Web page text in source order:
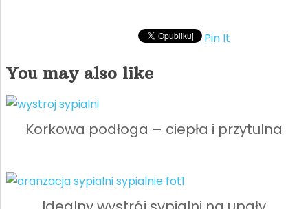
Pin It
You may also like
Korkowa podłoga – ciepła i przytulna